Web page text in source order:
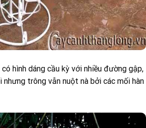
hình dáng cầu kỳ với nhiều đường gập,
nhưng trông vẫn nuột nà bởi các mối hàn